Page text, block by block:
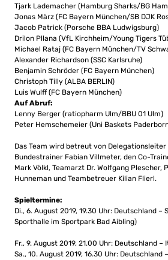
Tjark Lademacher (Hamburg Sharks/BG
Jonas März (FC Bayern München/SB DJK
Jacob Patrick (Porsche BBA Ludwigsburg)
Drilon Pllana (VfL Kirchheim/Young Tigers
Michael Rataj (FC Bayern München/TV
Alexander Richardson (SSC Karlsruhe)
Benjamin Schröder (FC Bayern München)
Christoph Tilly (ALBA BERLIN)
Luis Wulff (FC Bayern München)
Auf Abruf:
Lenny Berger (ratiopharm Ulm/BBU 01 Ulm)
Peter Hemschemeier (Uni Baskets
Das Team wird betreut von Delegationsleiter
Bundestrainer Fabian Villmeter, den Co-
Mark Völkl, Teamarzt Dr. Wolfgang Plescher,
Hunneman und Teambetreuer Kilian Flierl.
Spieltermine:
Di., 6. August 2019, 19.30 Uhr: Deutschland –
Sporthalle im Sportpark Bad Aibling)
Fr., 9. August 2019, 21.00 Uhr: Deutschland –
Sa., 10. August 2019, 16.30 Uhr: Deutschland